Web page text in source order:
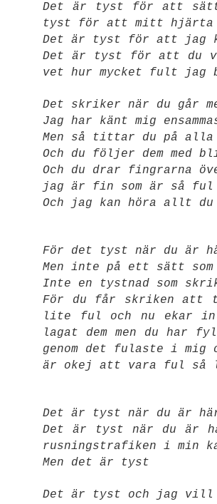
Det är tyst för att
tyst för att mitt hjärta
Det är tyst för att jag
Det är tyst för att du
vet hur mycket fult jag
Det skriker när du går
Jag har känt mig
Men så tittar du på
Och du följer dem med
Och du drar fingrarna
jag är fin som är så
Och jag kan höra allt
För det tyst när du är
Men inte på ett sätt
Inte en tystnad som
För du får skriken att
lite ful och nu ekar
lagat dem men du har
genom det fulaste i
är okej att vara ful så
Det är tyst när du är
Det är tyst när du är
rusningstrafiken i min
Men det är tyst
Det är tyst och jag vill